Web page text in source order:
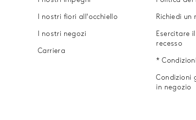
I nostri fiori all'occhiello
I nostri negozi
Carriera
Richiedi un
Esercitare
recesso
*
Condizioni
in negozio